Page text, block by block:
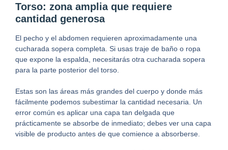
Torso: zona amplia que requiere
cantidad generosa
El pecho y el abdomen requieren aproximadamente una
cucharada sopera completa. Si usas traje de baño o ropa
que expone la espalda, necesitarás otra cucharada sopera
para la parte posterior del torso.
Estas son las áreas más grandes del cuerpo y donde más
fácilmente podemos subestimar la cantidad necesaria. Un
error común es aplicar una capa tan delgada que
prácticamente se absorbe de inmediato; debes ver una capa
visible de producto antes de que comience a absorberse.